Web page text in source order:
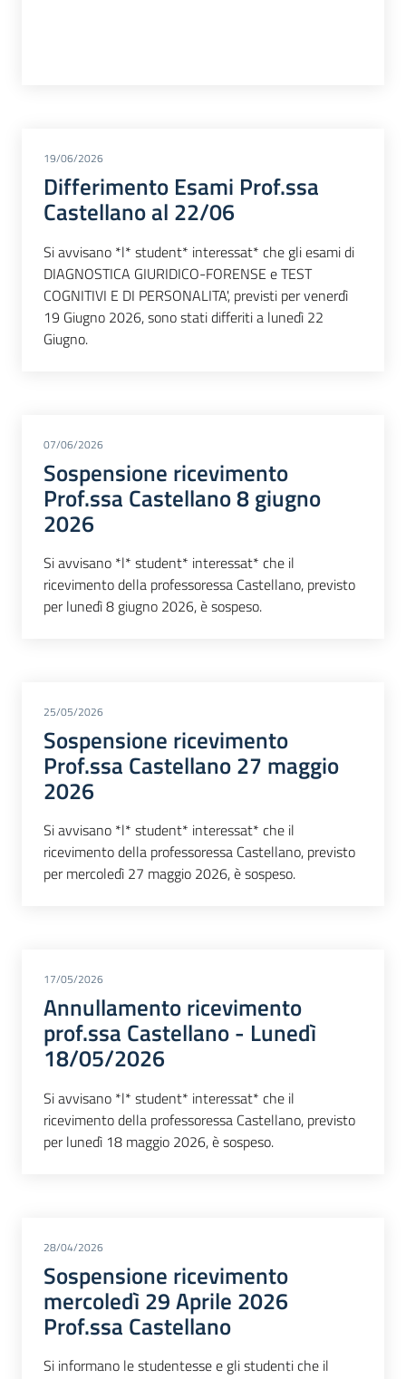
19/06/2026
Differimento Esami Prof.ssa
Castellano al 22/06
Si avvisano *l* student* interessat* che gli esami di
DIAGNOSTICA GIURIDICO-FORENSE e TEST
COGNITIVI E DI PERSONALITA', previsti per venerdì
19 Giugno 2026, sono stati differiti a lunedì 22
Giugno.
07/06/2026
Sospensione ricevimento
Prof.ssa Castellano 8 giugno
2026
Si avvisano *l* student* interessat* che il
ricevimento della professoressa Castellano, previsto
per lunedì 8 giugno 2026, è sospeso.
25/05/2026
Sospensione ricevimento
Prof.ssa Castellano 27 maggio
2026
Si avvisano *l* student* interessat* che il
ricevimento della professoressa Castellano, previsto
per mercoledì 27 maggio 2026, è sospeso.
17/05/2026
Annullamento ricevimento
prof.ssa Castellano - Lunedì
18/05/2026
Si avvisano *l* student* interessat* che il
ricevimento della professoressa Castellano, previsto
per lunedì 18 maggio 2026, è sospeso.
28/04/2026
Sospensione ricevimento
mercoledì 29 Aprile 2026
Prof.ssa Castellano
Si informano le studentesse e gli studenti che il